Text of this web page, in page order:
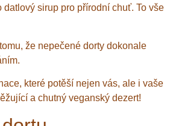
sirup pro přírodní chuť. To vše
že nepečené dorty dokonale
které potěší nejen vás, ale i vaše
a chutný veganský dezert!